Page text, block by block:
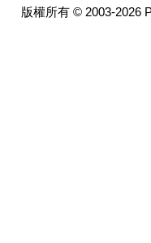
版權所有 © 2003-